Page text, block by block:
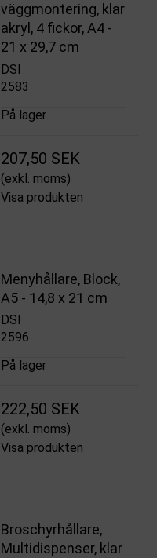
väggmontering, klar
akryl, 4 fickor, A4 -
21 x 29,7 cm
DSI
2583
På lager
207,50 SEK
(exkl. moms)
Visa produkten
Menyhållare, Block,
A5 - 14,8 x 21 cm
DSI
2596
På lager
222,50 SEK
(exkl. moms)
Visa produkten
Broschyrhållare,
Multidispenser, klar